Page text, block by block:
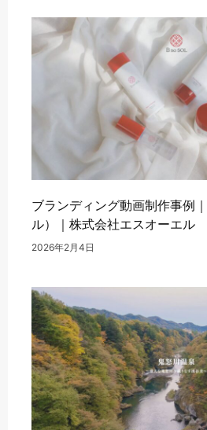
ブランディング動画制作事例
ル）｜株式会社エスオーエル
2026年2月4日